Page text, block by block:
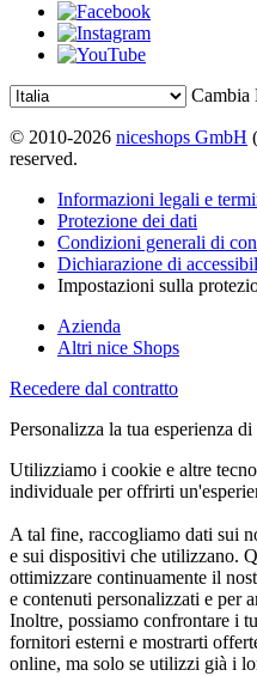
Cambia
© 2010-2026 niceshops GmbH
reserved.
Informazioni legali e
Protezione dei dati
Condizioni generali di
Dichiarazione di
Impostazioni sulla
Azienda
Altri nice Shops
Recedere dal contratto
Personalizza la tua esperienza
Utilizziamo i cookie e altre
individuale per offrirti
A tal fine, raccogliamo dati sui
e sui dispositivi che utilizzano.
ottimizzare continuamente il
e contenuti personalizzati e per
Inoltre, possiamo confrontare i
fornitori esterni e mostrarti
online, ma solo se utilizzi già i